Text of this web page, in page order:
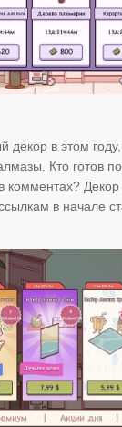
декор в этом
Кто готов
комментах?
в начале